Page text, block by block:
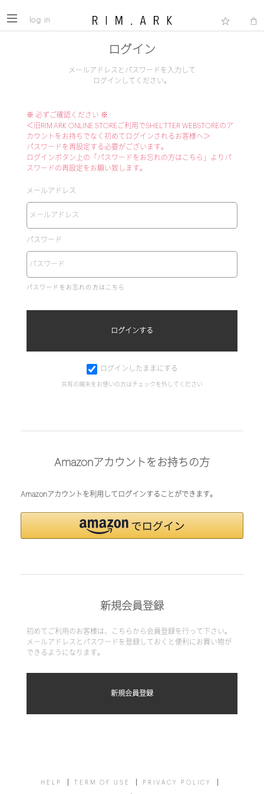
log in
ログイン
メールアドレスとパスワードを入力して
ログインしてください。
※ 必ずご確認ください ※
＜旧RIM.ARK ONLINE STOREご利用でSHEL'TTER WEBSTOREのア
カウントをお持ちでなく初めてログインされるお客様へ＞
パスワードを再設定する必要がございます。
ログインボタン上の「パスワードをお忘れの方はこちら」よりパ
スワードの再設定をお願い致します。
メールアドレス
パスワード
パスワードをお忘れの方はこちら
ログインしたままにする
共有の端末をお使いの方はチェックを外してください
Amazonアカウントをお持ちの方
Amazonアカウントを利用してログインすることができます。
新規会員登録
初めてご利用のお客様は、こちらから会員登録を行って下さい。
メールアドレスとパスワードを登録しておくと便利にお買い物が
できるようになります。
HELP TERM OF USE PRIVACY POLICY